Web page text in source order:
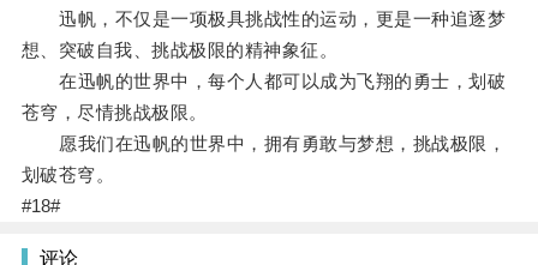
迅帆，不仅是一项极具挑战性的运动，更是一种追逐梦
想、突破自我、挑战极限的精神象征。
在迅帆的世界中，每个人都可以成为飞翔的勇士，划破
苍穹，尽情挑战极限。
愿我们在迅帆的世界中，拥有勇敢与梦想，挑战极限，
划破苍穹。
#18#
评论